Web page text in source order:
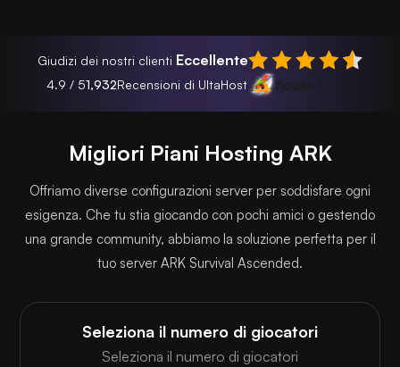
Giudizi dei nostri clienti Eccellente
4.9 / 51,932Recensioni di UltaHost
Migliori Piani Hosting ARK
Offriamo diverse configurazioni server per soddisfare ogni
esigenza. Che tu stia giocando con pochi amici o gestendo
una grande community, abbiamo la soluzione perfetta per il
tuo server ARK Survival Ascended.
Seleziona il numero di giocatori
Seleziona il numero di giocatori